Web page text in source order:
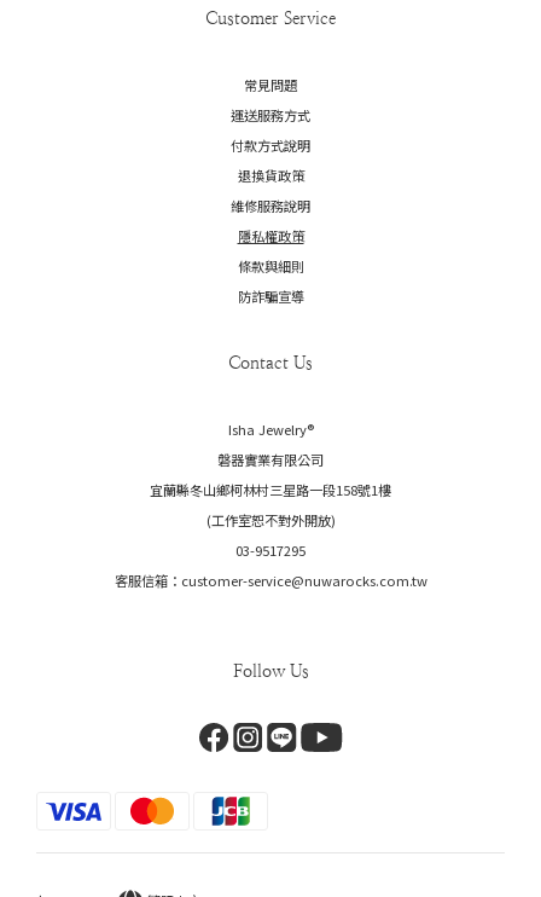
Customer Service
常見問題
運送服務方式
付款方式說明
退換貨政策
維修服務說明
隱私權政策
條款與細則
防詐騙宣導
Contact Us
Isha Jewelry®️
磐器實業有限公司
宜蘭縣冬山鄉柯林村三星路一段158號1樓
(工作室恕不對外開放)
03-9517295
客服信箱：customer-service@nuwarocks.com.tw
Follow Us